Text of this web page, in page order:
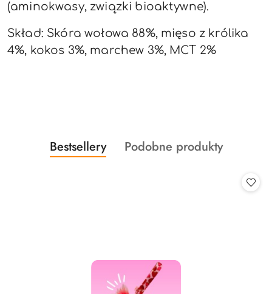
(aminokwasy, związki bioaktywne).
Skład: Skóra wołowa 88%, mięso z królika
4%, kokos 3%, marchew 3%, MCT 2%
Pomiń karuzelę produktów
Produkty
o
Bestsellery
Produkty
Podobne produkty